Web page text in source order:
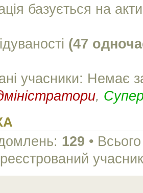
базується на
(47
учасники: Немає
,
129 •